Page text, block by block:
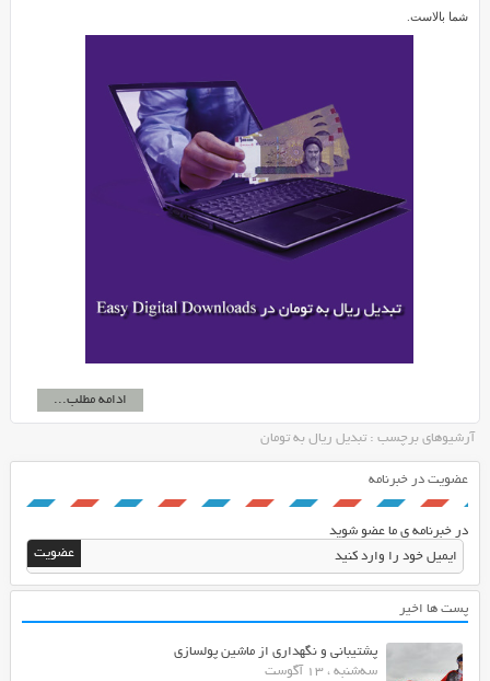
شما بالاست.
ادامه مطلب...
آرشیوهای برچسب : تبدیل ریال به تومان
عضویت در خبرنامه
در خبرنامه ی ما عضو شوید
پست ها اخیر
پشتیبانی و نگهداری از ماشین پولسازی
سه‌شنبه ، 13 آگوست